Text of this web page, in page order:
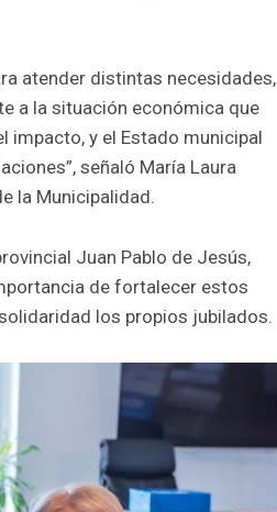
atender distintas necesidades,
a la situación económica que
impacto, y el Estado municipal
señaló María Laura
la Municipalidad.
Juan Pablo de Jesús,
de fortalecer estos
los propios jubilados.